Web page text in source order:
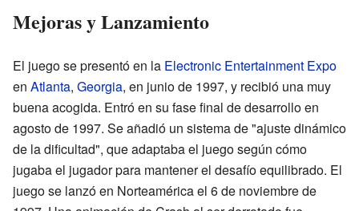
Mejoras y Lanzamiento
El juego se presentó en la Electronic Entertainment Expo
en Atlanta, Georgia, en junio de 1997, y recibió una muy
buena acogida. Entró en su fase final de desarrollo en
agosto de 1997. Se añadió un sistema de "ajuste dinámico
de la dificultad", que adaptaba el juego según cómo
jugaba el jugador para mantener el desafío equilibrado. El
juego se lanzó en Norteamérica el 6 de noviembre de